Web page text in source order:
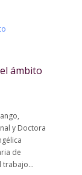
ámbito
y Doctora
de
trabajo...